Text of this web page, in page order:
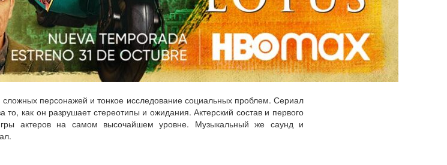
сложных персонажей и тонкое исследование социальных проблем. Сериал
то, как он разрушает стереотипы и ожидания. Актерский состав и первого
актеров на самом высочайшем уровне. Музыкальный же саунд и